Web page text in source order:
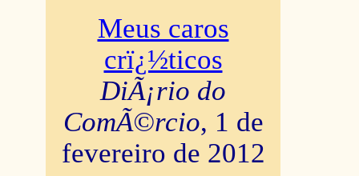
Meus caros
crï¿½ticos
DiÃ¡rio do
ComÃ©rcio, 1 de
fevereiro de 2012